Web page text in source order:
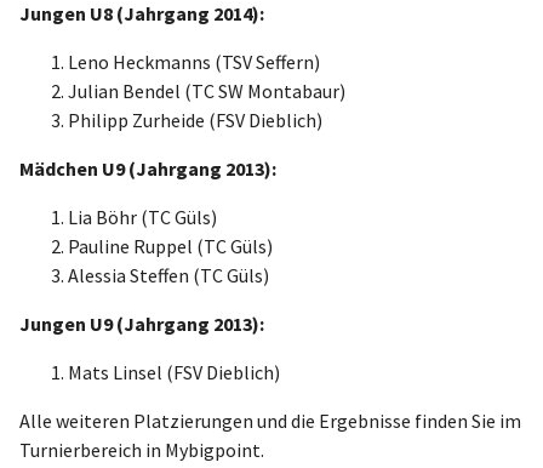
Jungen U8 (Jahrgang 2014):
Leno Heckmanns (TSV Seffern)
Julian Bendel (TC SW Montabaur)
Philipp Zurheide (FSV Dieblich)
Mädchen U9 (Jahrgang 2013):
Lia Böhr (TC Güls)
Pauline Ruppel (TC Güls)
Alessia Steffen (TC Güls)
Jungen U9 (Jahrgang 2013):
Mats Linsel (FSV Dieblich)
Alle weiteren Platzierungen und die Ergebnisse finden Sie im
Turnierbereich in Mybigpoint.